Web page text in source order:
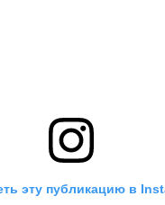
эту публикацию в